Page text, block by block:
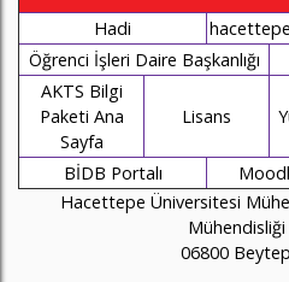
Hadi
Öğrenci İşleri Daire Başkanlığı
AKTS Bilgi
Paketi Ana
Sayfa
Lisans
BİDB Portalı
Hacettepe Üniversitesi
06800